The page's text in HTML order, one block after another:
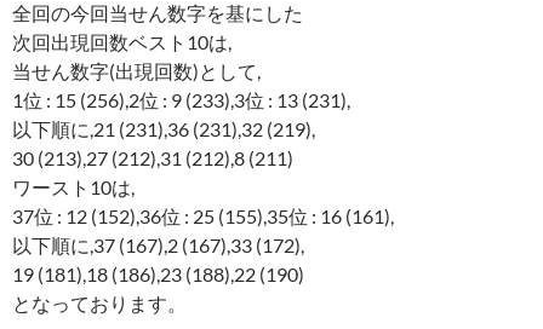
全回の今回当せん数字を基にした
次回出現回数ベスト10は,
当せん数字(出現回数)として,
1位 : 15 (256),2位 : 9 (233),3位 : 13 (231),
以下順に,21 (231),36 (231),32 (219),
30 (213),27 (212),31 (212),8 (211)
ワースト10は,
37位 : 12 (152),36位 : 25 (155),35位 : 16 (161),
以下順に,37 (167),2 (167),33 (172),
19 (181),18 (186),23 (188),22 (190)
となっております。